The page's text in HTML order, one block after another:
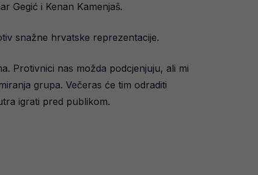
Gegić i Kenan Kamenjaš.
snažne hrvatske reprezentacije.
Protivnici nas možda podcjenjuju, ali mi
grupa. Večeras će tim odraditi
igrati pred publikom.